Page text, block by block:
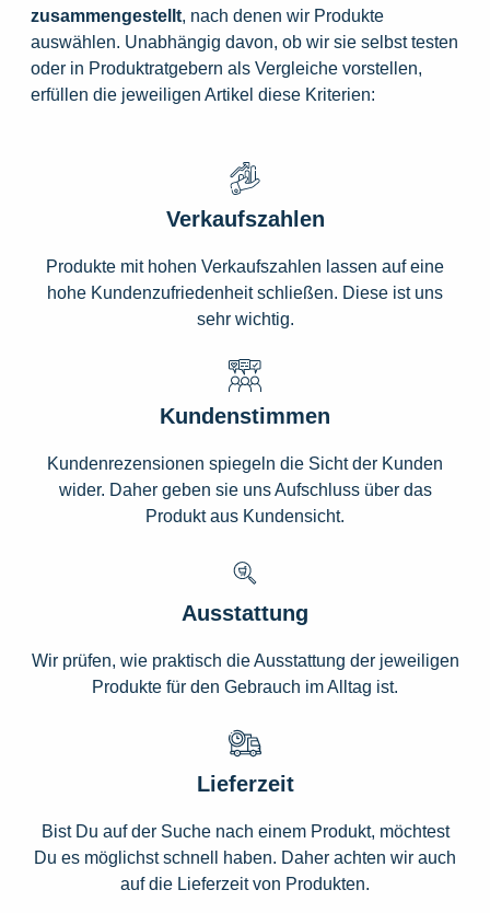
zusammengestellt, nach denen wir Produkte
auswählen. Unabhängig davon, ob wir sie selbst testen
oder in Produktratgebern als Vergleiche vorstellen,
erfüllen die jeweiligen Artikel diese Kriterien:
Verkaufszahlen
Produkte mit hohen Verkaufszahlen lassen auf eine
hohe Kundenzufriedenheit schließen. Diese ist uns
sehr wichtig.
Kundenstimmen
Kundenrezensionen spiegeln die Sicht der Kunden
wider. Daher geben sie uns Aufschluss über das
Produkt aus Kundensicht.
Ausstattung
Wir prüfen, wie praktisch die Ausstattung der jeweiligen
Produkte für den Gebrauch im Alltag ist.
Lieferzeit
Bist Du auf der Suche nach einem Produkt, möchtest
Du es möglichst schnell haben. Daher achten wir auch
auf die Lieferzeit von Produkten.